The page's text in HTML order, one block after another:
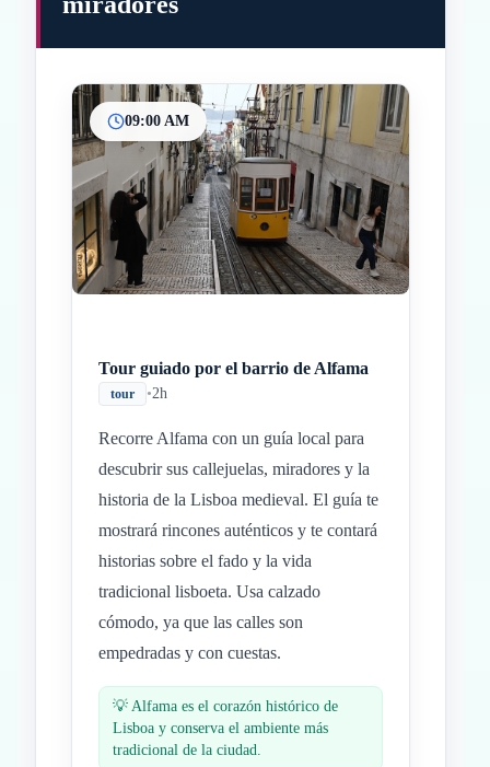
InicioParadas intermedias
09:00 AM
Tour guiado por el barrio de Alfama
tour •2h
Recorre Alfama con un guía local para
descubrir sus callejuelas, miradores y la
historia de la Lisboa medieval. El guía te
mostrará rincones auténticos y te contará
historias sobre el fado y la vida
tradicional lisboeta. Usa calzado
cómodo, ya que las calles son
empedradas y con cuestas.
💡 Alfama es el corazón histórico de
Lisboa y conserva el ambiente más
tradicional de la ciudad.